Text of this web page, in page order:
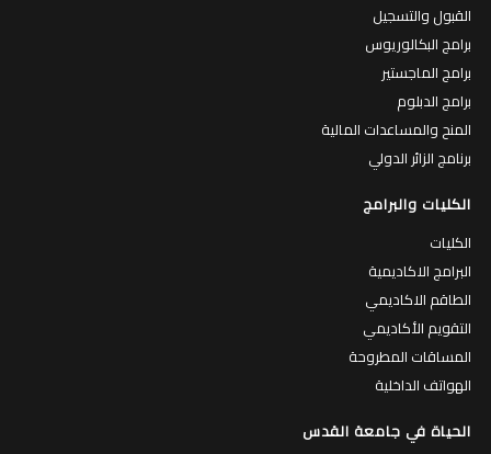
القبول والتسجيل
برامج البكالوريوس
برامج الماجستير
برامج الدبلوم
المنح والمساعدات المالية
برنامج الزائر الدولي
الكليات والبرامج
الكليات
البرامج الاكاديمية
الطاقم الاكاديمي
التقويم الأكاديمي
المساقات المطروحة
الهواتف الداخلية
الحياة في جامعة القدس